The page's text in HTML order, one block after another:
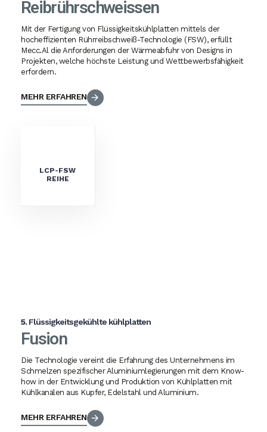
Reibrührschweissen
Mit der Fertigung von Flüssigkeitskühlplatten mittels der
hocheffizienten Rührreibschweiß-Technologie (FSW), erfüllt
Mecc.Al die Anforderungen der Wärmeabfuhr von Designs in
Projekten, welche höchste Leistung und Wettbewerbsfähigkeit
erfordern.
MEHR ERFAHREN
LCP-FSW
REIHE
5.Flüssigkeitsgekühlte kühlplatten
Fusion
Die Technologie vereint die Erfahrung des Unternehmens im
Schmelzen spezifischer Aluminiumlegierungen mit dem Know-
how in der Entwicklung und Produktion von Kühlplatten mit
Kühlkanälen aus Kupfer, Edelstahl und Aluminium.
MEHR ERFAHREN